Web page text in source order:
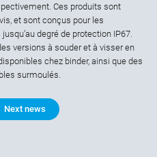
Ces produits sont
et sont conçus pour les
degré de protection IP67.
versions à souder et à visser en
chez binder, ainsi que des
surmoulés.
Next news